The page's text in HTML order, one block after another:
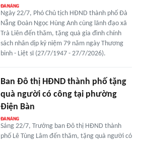
Ngày 22/7, Phó Chủ tịch HĐND thành phố Đà
Nẵng Đoàn Ngọc Hùng Anh cùng lãnh đạo xã
Trà Liên đến thăm, tặng quà gia đình chính
sách nhân dịp kỷ niệm 79 năm ngày Thương
binh - Liệt sĩ (27/7/1947 - 27/7/2026).
Ban Đô thị HĐND thành phố tặng
quà người có công tại phường
Điện Bàn
Sáng 22/7, Trưởng ban Đô thị HĐND thành
phố Lê Tùng Lâm đến thăm, tặng quà người có